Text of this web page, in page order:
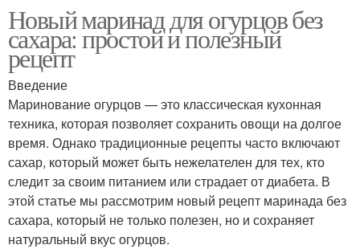
Новый маринад для огурцов без
сахара: простой и полезный
рецепт
Введение
Маринование огурцов — это классическая кухонная
техника, которая позволяет сохранить овощи на долгое
время. Однако традиционные рецепты часто включают
сахар, который может быть нежелателен для тех, кто
следит за своим питанием или страдает от диабета. В
этой статье мы рассмотрим новый рецепт маринада без
сахара, который не только полезен, но и сохраняет
натуральный вкус огурцов.